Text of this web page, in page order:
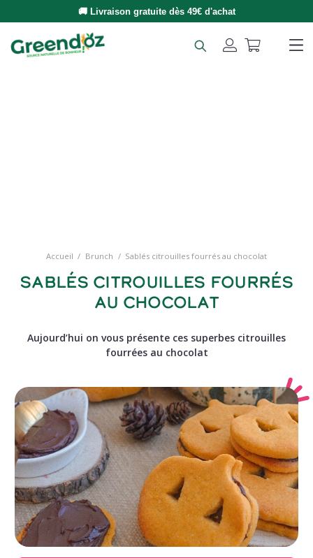
🚚 Livraison gratuite dès 49€ d'achat
Accueil / Brunch / Sablés citrouilles fourrés au chocolat
Sablés citrouilles fourrés
au chocolat
Aujourd’hui on vous présente ces superbes citrouilles
fourrées au chocolat